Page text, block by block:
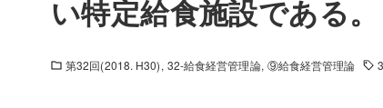
い特定給食施設である。
第32回(2018. H30) 32-給食経営管理論 ⑨給食経営管理論